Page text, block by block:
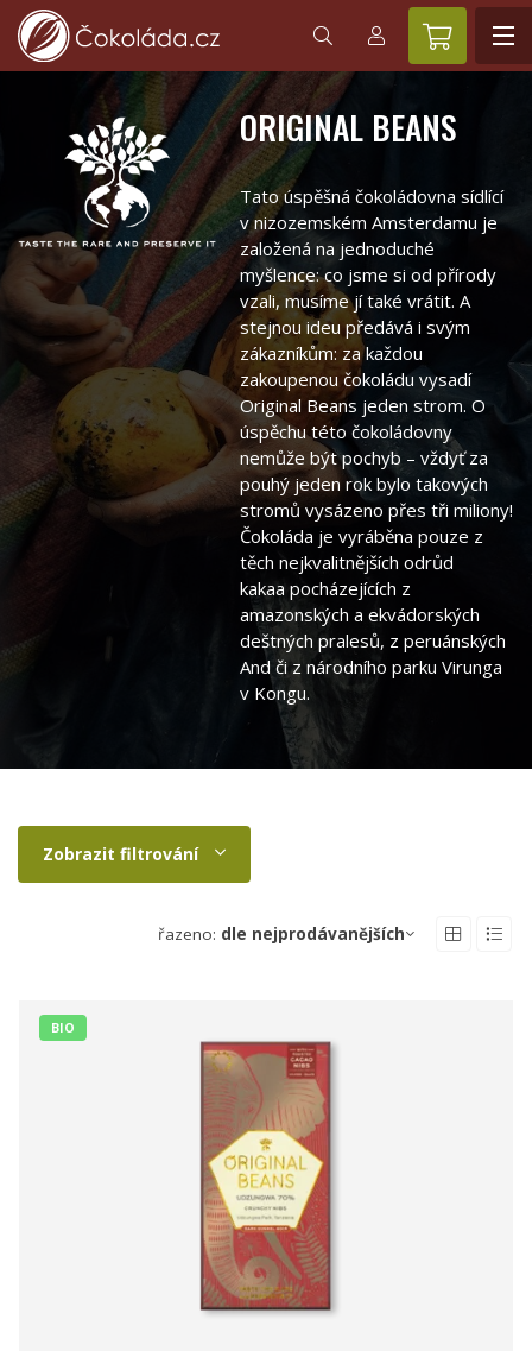
ORIGINAL BEANS
Tato úspěšná čokoládovna sídlící
v nizozemském Amsterdamu je
založená na jednoduché
myšlence: co jsme si od přírody
vzali, musíme jí také vrátit. A
stejnou ideu předává i svým
zákazníkům: za každou
zakoupenou čokoládu vysadí
Original Beans jeden strom. O
úspěchu této čokoládovny
nemůže být pochyb – vždyť za
pouhý jeden rok bylo takových
stromů vysázeno přes tři miliony!
Čokoláda je vyráběna pouze z
těch nejkvalitnějších odrůd
kakaa pocházejících z
amazonských a ekvádorských
deštných pralesů, z peruánských
And či z národního parku Virunga
v Kongu.
Zobrazit filtrování
řazeno: dle nejprodávanějších
BIO